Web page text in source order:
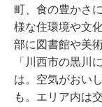
町、食の豊かさ
様な住環境や文
部に図書館や美
「川西市の黒川
は。空気がおい
も。エリア内は